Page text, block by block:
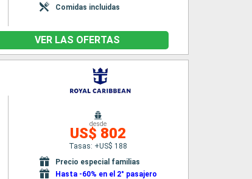
Comidas incluidas
VER LAS OFERTAS
desde
US$ 802
Tasas: +US$ 188
Precio especial familias
Hasta -60% en el 2° pasajero